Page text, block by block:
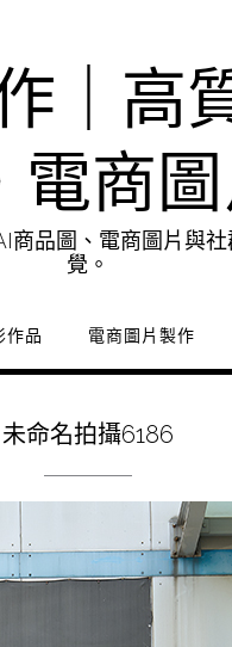
｜高
商
品圖、電商圖片與
覺。
作品 電商圖片製作
未命名拍攝6186